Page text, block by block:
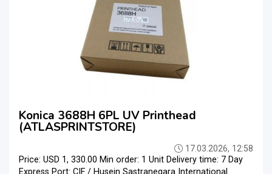
Konica 3688H 6PL UV Printhead
(ATLASPRINTSTORE)
17.03.2026, 12:58
Price: USD 1, 330.00 Min order: 1 Unit Delivery time: 7 Day